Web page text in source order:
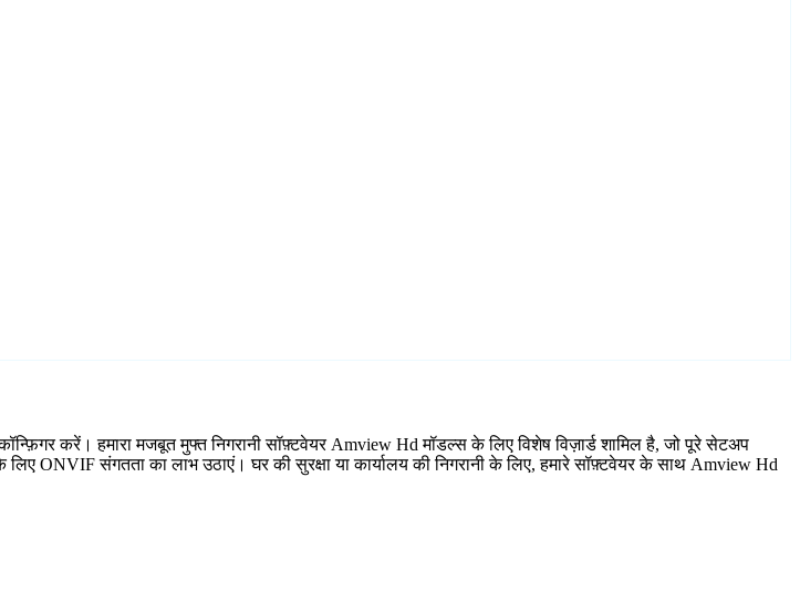
करें। हमारा मजबूत मुफ्त निगरानी सॉफ़्टवेयर Amview Hd मॉडल्स के लिए विशेष विज़ार्ड शामिल है, जो पूरे सेटअप
ONVIF संगतता का लाभ उठाएं। घर की सुरक्षा या कार्यालय की निगरानी के लिए, हमारे सॉफ़्टवेयर के साथ Amview Hd